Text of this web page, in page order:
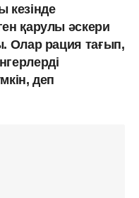
кезінде
қарулы әскери
Олар рация тағып,
деп